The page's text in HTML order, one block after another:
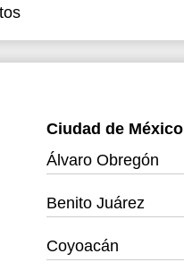
Ciudad de México
Álvaro Obregón
Benito Juárez
Coyoacán